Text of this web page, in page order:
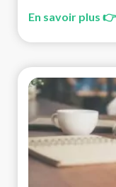
En savoir plus 👉